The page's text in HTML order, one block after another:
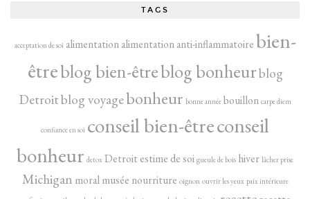
TAGS
acceptation de soi alimentation alimentation anti-inflammatoirebien-
êtreblog bien-êtreblog bonheurblog
Detroitblog voyagebonheur bonne année bouillon carpe diem
confiance en soi conseil bien-êtreconseil
bonheur detox Detroitestime de soi gueule de bois hiver lâcher prise
Michigan moral musée nourriture oignon ouvrir les yeux paix intérieure